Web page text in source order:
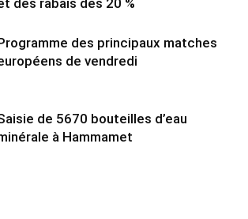
des principaux matches
de vendredi
de 5670 bouteilles d’eau
à Hammamet